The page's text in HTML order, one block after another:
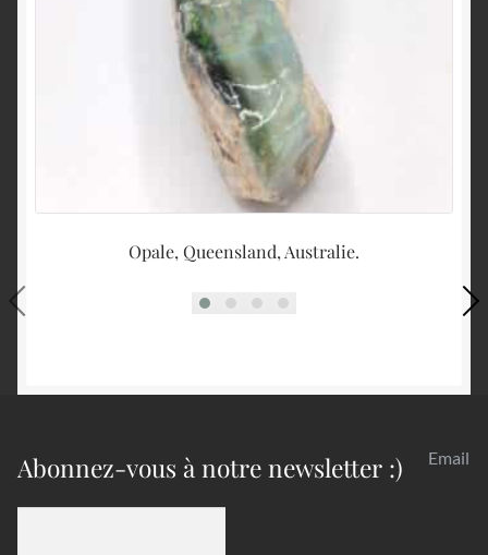
Opale, Queensland, Australie.
Abonnez-vous à notre newsletter :) Email